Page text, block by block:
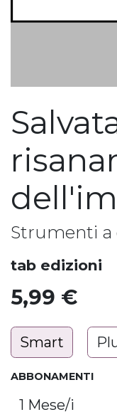
Strumenti a
tab edizioni
5,99 €
Smart
ABBONAMENTI